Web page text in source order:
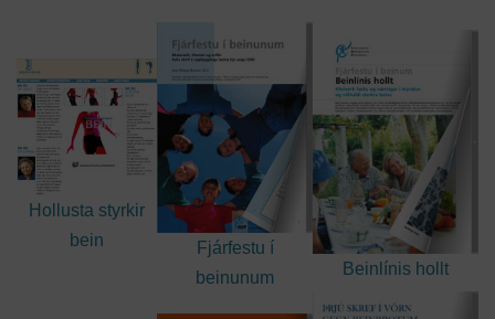
Hollusta styrkir
bein
Fjárfestu í
beinunum
Beinlínis hollt